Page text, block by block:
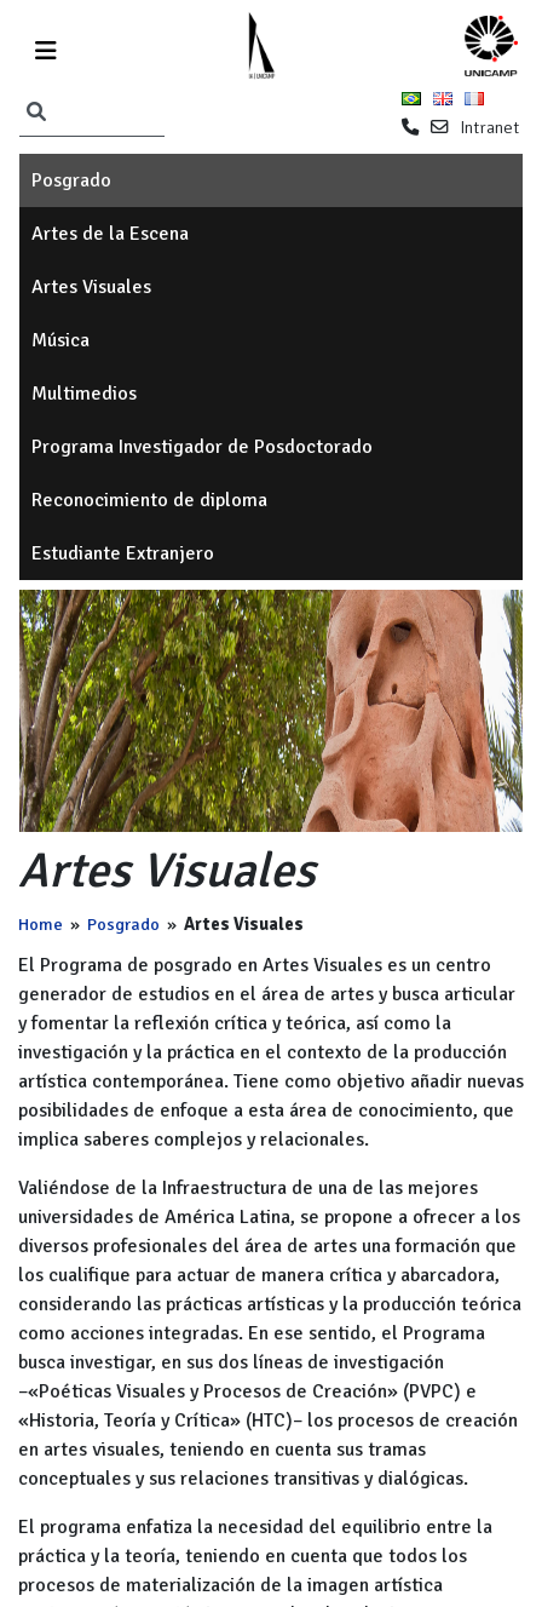
Intranet
Posgrado
Artes de la Escena
Artes Visuales
Música
Multimedios
Programa Investigador de Posdoctorado
Reconocimiento de diploma
Estudiante Extranjero
Artes Visuales
Home » Posgrado » Artes Visuales
El Programa de posgrado en Artes Visuales es un centro
generador de estudios en el área de artes y busca articular
y fomentar la reflexión crítica y teórica, así como la
investigación y la práctica en el contexto de la producción
artística contemporánea. Tiene como objetivo añadir nuevas
posibilidades de enfoque a esta área de conocimiento, que
implica saberes complejos y relacionales.
Valiéndose de la Infraestructura de una de las mejores
universidades de América Latina, se propone a ofrecer a los
diversos profesionales del área de artes una formación que
los cualifique para actuar de manera crítica y abarcadora,
considerando las prácticas artísticas y la producción teórica
como acciones integradas. En ese sentido, el Programa
busca investigar, en sus dos líneas de investigación
–«Poéticas Visuales y Procesos de Creación» (PVPC) e
«Historia, Teoría y Crítica» (HTC)– los procesos de creación
en artes visuales, teniendo en cuenta sus tramas
conceptuales y sus relaciones transitivas y dialógicas.
El programa enfatiza la necesidad del equilibrio entre la
práctica y la teoría, teniendo en cuenta que todos los
procesos de materialización de la imagen artística